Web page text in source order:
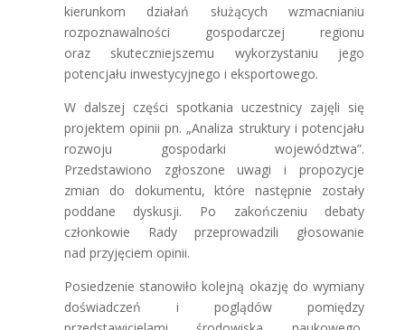
kierunkom działań służących wzmacnianiu
rozpoznawalności gospodarczej regionu
oraz skuteczniejszemu wykorzystaniu jego
potencjału inwestycyjnego i eksportowego.
W dalszej części spotkania uczestnicy zajęli się
projektem opinii pn. „Analiza struktury i potencjału
rozwoju gospodarki województwa”.
Przedstawiono zgłoszone uwagi i propozycje
zmian do dokumentu, które następnie zostały
poddane dyskusji. Po zakończeniu debaty
członkowie Rady przeprowadzili głosowanie
nad przyjęciem opinii.
Posiedzenie stanowiło kolejną okazję do wymiany
doświadczeń i poglądów pomiędzy